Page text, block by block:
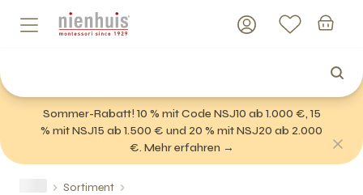
Sommer-Rabatt! 10 % mit Code NSJ10 ab 1.000 €, 15
% mit NSJ15 ab 1.500 € und 20 % mit NSJ20 ab 2.000
€. Mehr erfahren →
Sortiment